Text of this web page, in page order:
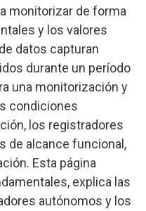
monitorizar de forma
y los valores
datos capturan
durante un período
una monitorización y
condiciones
los registradores
de alcance funcional,
Esta página
explica las
autónomos y los